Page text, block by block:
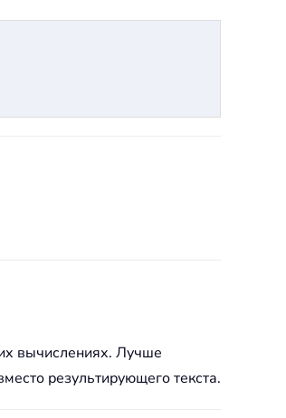
вычислениях. Лучше
результирующего текста.